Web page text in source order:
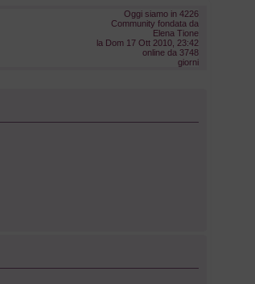
Oggi siamo in 4226
Community fondata da
Elena Tione
la Dom 17 Ott 2010, 23:42
online da 3748
giorni